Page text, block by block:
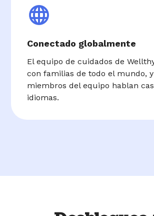
Conectado globalmente
El equipo de cuidados de
con familias de todo el mundo,
miembros del equipo hablan
idiomas.